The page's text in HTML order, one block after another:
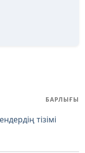
БАРЛЫҒЫ
тізімі